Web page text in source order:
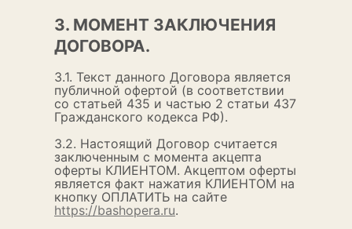
3. МОМЕНТ ЗАКЛЮЧЕНИЯ
ДОГОВОРА.
3.1. Текст данного Договора является
публичной офертой (в соответствии
со статьей 435 и частью 2 статьи 437
Гражданского кодекса РФ).
3.2. Настоящий Договор считается
заключенным с момента акцепта
оферты КЛИЕНТОМ. Акцептом оферты
является факт нажатия КЛИЕНТОМ на
кнопку ОПЛАТИТЬ на сайте
https://bashopera.ru.